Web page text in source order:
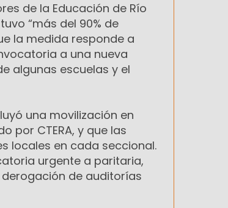
de la Educación de Río
“más del 90% de
la medida responde a
a una nueva
algunas escuelas y el
una movilización en
por CTERA, y que las
locales en cada seccional.
urgente a paritaria,
derogación de auditorías